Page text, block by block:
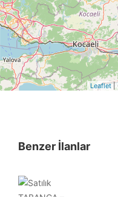
Leaflet|
Benzer İlanlar